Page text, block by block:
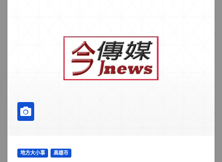
地方大小事 高雄市